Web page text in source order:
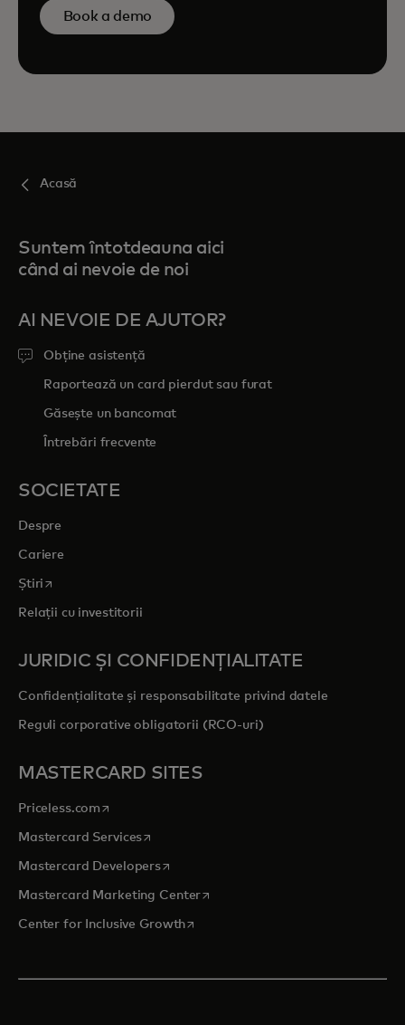
Book a demo
Acasă
Suntem întotdeauna aici
când ai nevoie de noi
AI NEVOIE DE AJUTOR?
Obține asistență
Raportează un card pierdut sau furat
Găsește un bancomat
Întrebări frecvente
SOCIETATE
Despre
Cariere
Știri opens in a new tab
Relații cu investitorii
JURIDIC ȘI CONFIDENȚIALITATE
Confidențialitate și responsabilitate privind datele
Reguli corporative obligatorii (RCO-uri)
MASTERCARD SITES
Priceless.com opens in a new tab
Mastercard Servicesopens in a new tab
Mastercard Developersopens in a new tab
Mastercard Marketing Centeropens in a new tab
Center for Inclusive Growthopens in a new tab